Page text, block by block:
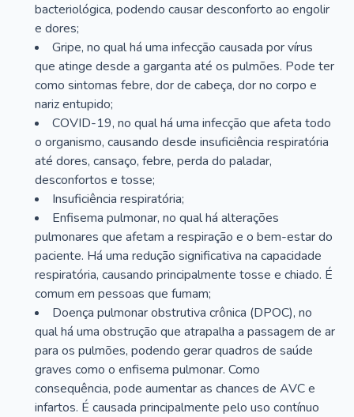
bacteriológica, podendo causar desconforto ao engolir
e dores;
Gripe, no qual há uma infecção causada por vírus
que atinge desde a garganta até os pulmões. Pode ter
como sintomas febre, dor de cabeça, dor no corpo e
nariz entupido;
COVID-19, no qual há uma infecção que afeta todo
o organismo, causando desde insuficiência respiratória
até dores, cansaço, febre, perda do paladar,
desconfortos e tosse;
Insuficiência respiratória;
Enfisema pulmonar, no qual há alterações
pulmonares que afetam a respiração e o bem-estar do
paciente. Há uma redução significativa na capacidade
respiratória, causando principalmente tosse e chiado. É
comum em pessoas que fumam;
Doença pulmonar obstrutiva crônica (DPOC), no
qual há uma obstrução que atrapalha a passagem de ar
para os pulmões, podendo gerar quadros de saúde
graves como o enfisema pulmonar. Como
consequência, pode aumentar as chances de AVC e
infartos. É causada principalmente pelo uso contínuo